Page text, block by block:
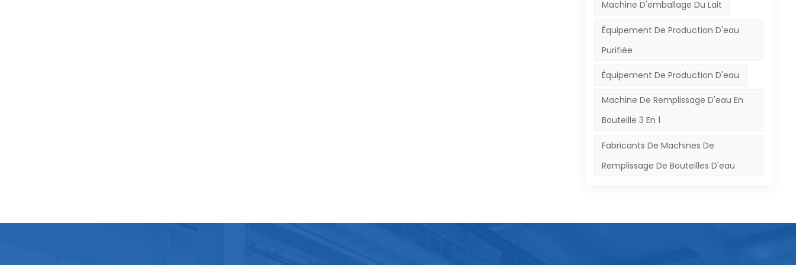
Machine D'emballage Du Lait
Équipement De Production D'eau
Purifiée
Équipement De Production D'eau
Machine De Remplissage D'eau En
Bouteille 3 En 1
Fabricants De Machines De
Remplissage De Bouteilles D'eau